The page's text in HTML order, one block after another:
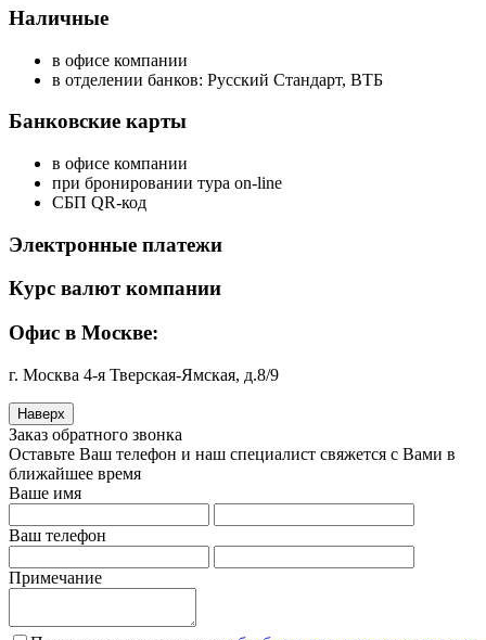
Наличные
в офисе компании
в отделении банков: Русский Стандарт, ВТБ
Банковские карты
в офисе компании
при бронировании тура on-line
СБП QR-код
Электронные платежи
Курс валют компании
Офис в Москве:
г. Москва 4-я Тверская-Ямская, д.8/9
Наверх
Заказ обратного звонка
Оставьте Ваш телефон и наш специалист свяжется с Вами в
ближайшее время
Ваше имя
Ваш телефон
Примечание